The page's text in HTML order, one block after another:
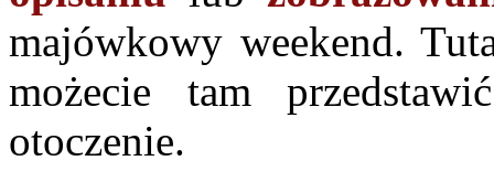
majówkowy weekend.
możecie tam
otoczenie.